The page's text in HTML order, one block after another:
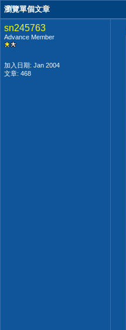
瀏覽單個文章
sn245763
Advance Member
加入日期: Jan 2004
文章: 468